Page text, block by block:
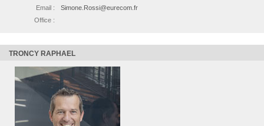
Email :
Simone.Rossi@eurecom.fr
Office :
TRONCY RAPHAEL